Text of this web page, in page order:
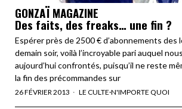
GONZAÏ MAGAZINE
Des faits, des freaks… une fin ?
Espérer près de 2500 € d’abonnements des
demain soir, voilà l’incroyable pari auquel
aujourd’hui confrontés, puisqu’il ne reste
la fin des précommandes sur
26 FÉVRIER 2013 LE CULTE·N'IMPORTE QUOI